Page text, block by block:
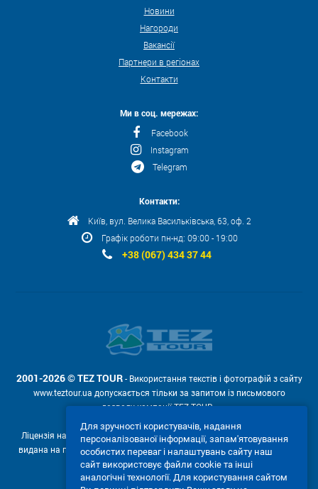
Новини
Нагороди
Вакансії
Партнери в регіонах
Контакти
Ми в соц. мережах:
Facebook
Instagram
Telegram
Контакти:
Київ, вул. Велика Васильківська, 63, оф. 2
Графік роботи пн-нд: 09:00 - 19:00
+38 (067) 434 37 44
2001-2026 © TEZ TOUR - Використання текстів і фотографій з сайту
www.teztour.ua допускається тільки за запитом із письмового
дозволу компанії TEZ TOUR .
Ліцензія на провадження туроператорської діяльності АВ №566448
видана на підставі рішення Державної служби туризму і курортів від
04.02.2011р. № 4-ліц.
Для зручності користувачів, надання
персоналізованої інформації, запам'ятовування
особистих переваг і налаштувань сайту наш
сайт використовує файли cookie та інші
аналогічні технології. Для користування сайтом